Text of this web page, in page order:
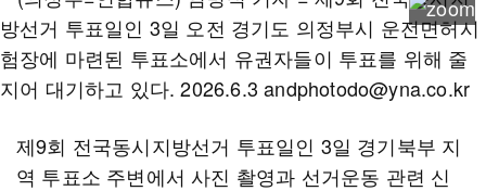
제9회 전국동시지방선거 투표일인 3일 경기북부 지
역 투표소 주변에서 사진 촬영과 선거운동 관련 신